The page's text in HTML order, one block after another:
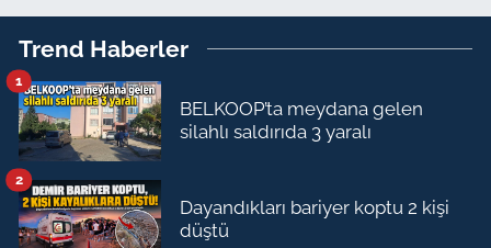
Trend Haberler
BELKOOP’ta meydana gelen
silahlı saldırıda 3 yaralı
1
Dayandıkları bariyer koptu 2 kişi
düştü
2